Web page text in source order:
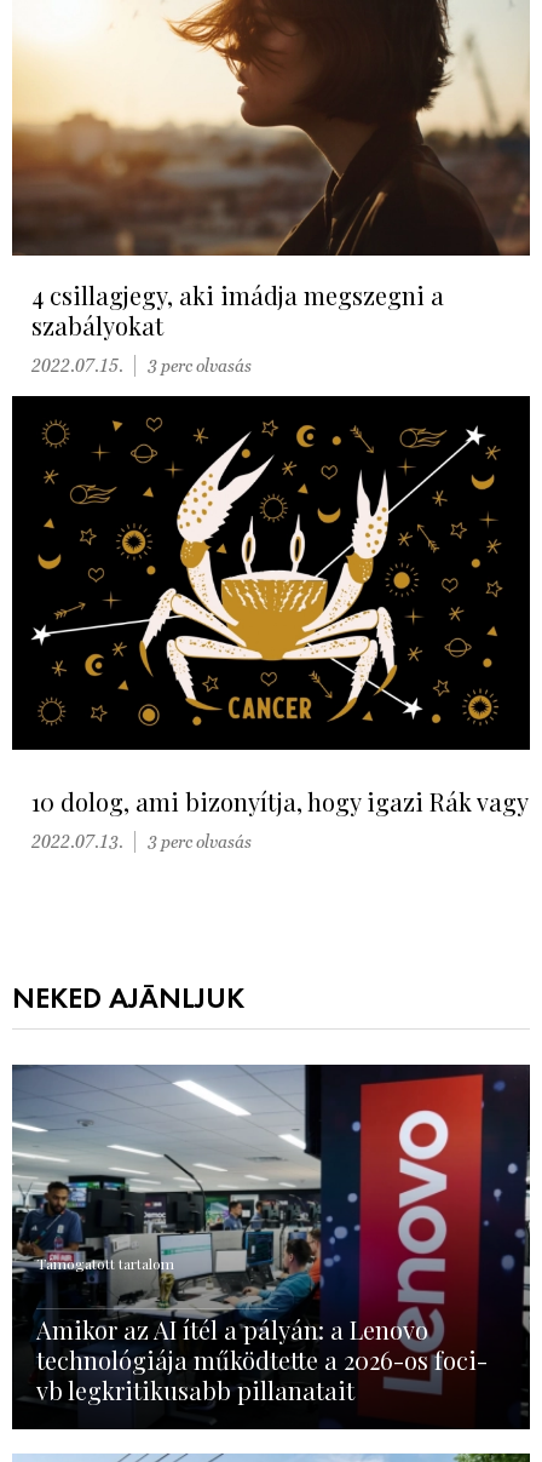
4 csillagjegy, aki imádja megszegni a
szabályokat
2022.07.15. 3 perc olvasás
10 dolog, ami bizonyítja, hogy igazi Rák vagy
2022.07.13. 3 perc olvasás
NEKED AJÁNLJUK
Támogatott tartalom
Amikor az AI ítél a pályán: a Lenovo
technológiája működtette a 2026-os foci-
vb legkritikusabb pillanatait